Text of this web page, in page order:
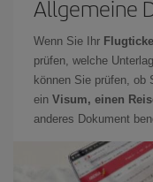
Allgemeine
Wenn Sie Ihr
prüfen, welche
können Sie prüfen, ob
ein Visum, einen
anderes Dokument